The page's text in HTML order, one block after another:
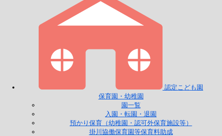
認定こども園
保育園・幼稚園
園一覧
入園・転園・退園
預かり保育（幼稚園・認可外保育施設等）
掛川協働保育園等保育料助成